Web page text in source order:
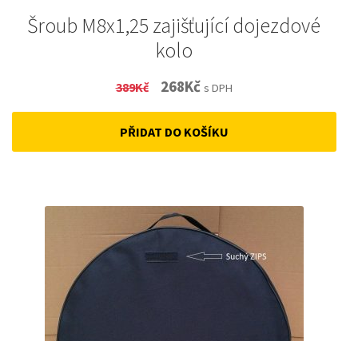
Šroub M8x1,25 zajišťující dojezdové
kolo
389Kč
Original
price
was:
268KčCurrent
price
is:
s DPH
PŘIDAT DO KOŠÍKU